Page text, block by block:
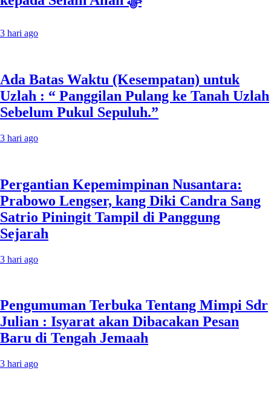
3 hari ago
Ada Batas Waktu (Kesempatan) untuk
Uzlah : “ Panggilan Pulang ke Tanah Uzlah
Sebelum Pukul Sepuluh.”
3 hari ago
Pergantian Kepemimpinan Nusantara:
Prabowo Lengser, kang Diki Candra Sang
Satrio Piningit Tampil di Panggung
Sejarah
3 hari ago
Pengumuman Terbuka Tentang Mimpi Sdr
Julian : Isyarat akan Dibacakan Pesan
Baru di Tengah Jemaah
3 hari ago